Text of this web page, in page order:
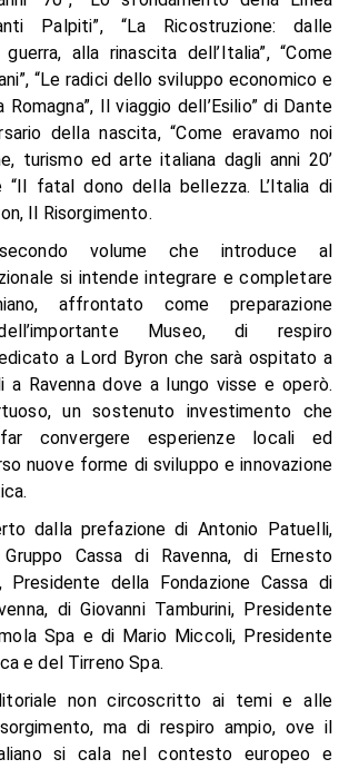
Palpiti”, “La Ricostruzione: dalle
alla rinascita dell’Italia”, “Come
“Le radici dello sviluppo economico e
Romagna”, Il viaggio dell’Esilio” di Dante
della nascita, “Come eravamo noi
turismo ed arte italiana dagli anni 20’
“Il fatal dono della bellezza. L’Italia di
Il Risorgimento.
volume che introduce al
si intende integrare e completare
affrontato come preparazione
Museo, di respiro
a Lord Byron che sarà ospitato a
a Ravenna dove a lungo visse e operò.
un sostenuto investimento che
convergere esperienze locali ed
nuove forme di sviluppo e innovazione
dalla prefazione di Antonio Patuelli,
Cassa di Ravenna, di Ernesto
Presidente della Fondazione Cassa di
di Giovanni Tamburini, Presidente
Spa e di Mario Miccoli, Presidente
e del Tirreno Spa.
non circoscritto ai temi e alle
ma di respiro ampio, ove il
si cala nel contesto europeo e